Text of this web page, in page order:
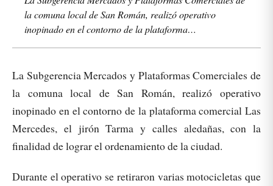
la comuna local de San Román, realizó operativo
inopinado en el contorno de la plataforma…
La Subgerencia Mercados y Plataformas Comerciales de
la comuna local de San Román, realizó operativo
inopinado en el contorno de la plataforma comercial Las
Mercedes, el jirón Tarma y calles aledañas, con la
finalidad de lograr el ordenamiento de la ciudad.
Durante el operativo se retiraron varias motocicletas que